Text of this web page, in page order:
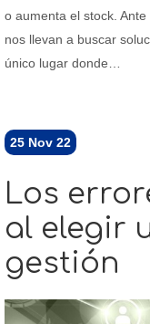
o aumenta el stock.
nos llevan a buscar
único lugar donde…
25 Nov 22
Los
al elegir
gestión